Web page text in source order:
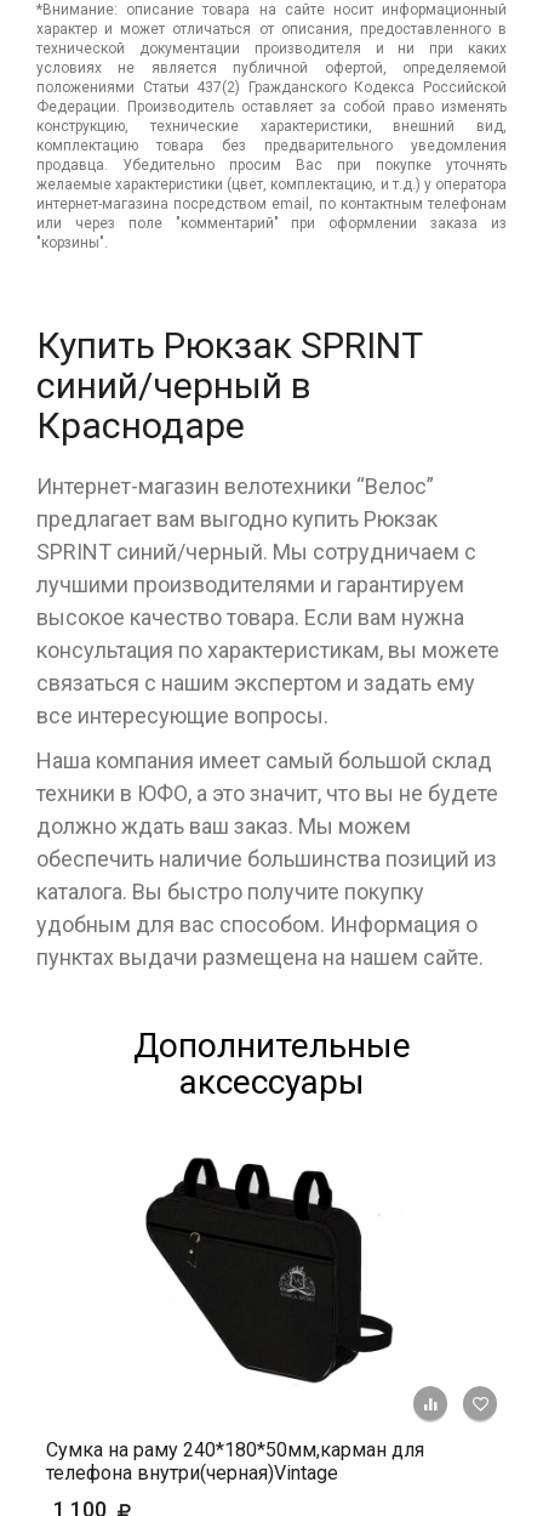
*Внимание: описание товара на сайте носит информационный
характер и может отличаться от описания, предоставленного в
технической документации производителя и ни при каких
условиях не является публичной офертой, определяемой
положениями Статьи 437(2) Гражданского Кодекса Российской
Федерации. Производитель оставляет за собой право изменять
конструкцию, технические характеристики, внешний вид,
комплектацию товара без предварительного уведомления
продавца. Убедительно просим Вас при покупке уточнять
желаемые характеристики (цвет, комплектацию, и т.д.) у оператора
интернет-магазина посредством email, по контактным телефонам
или через поле "комментарий" при оформлении заказа из
"корзины".
Купить Рюкзак SPRINT
синий/черный в
Краснодаре
Интернет-магазин велотехники “Велос”
предлагает вам выгодно купить Рюкзак
SPRINT синий/черный. Мы сотрудничаем с
лучшими производителями и гарантируем
высокое качество товара. Если вам нужна
консультация по характеристикам, вы можете
связаться с нашим экспертом и задать ему
все интересующие вопросы.
Наша компания имеет самый большой склад
техники в ЮФО, а это значит, что вы не будете
должно ждать ваш заказ. Мы можем
обеспечить наличие большинства позиций из
каталога. Вы быстро получите покупку
удобным для вас способом. Информация о
пунктах выдачи размещена на нашем сайте.
Дополнительные
аксессуары
+ К
Сумка на раму 240*180*50мм,карман для
телефона внутри(черная)Vintage
1 100